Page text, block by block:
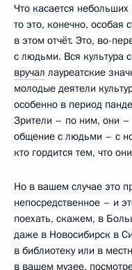
Что касается небольших
то это, конечно, особая
в этом отчёт. Это, во-
с людьми. Вся культура
вручал лауреатские
молодые деятели
особенно в период
Зрители – по ним, они –
общение с людьми – с
кто гордится тем, что
Но в вашем случае это
непосредственное – и
поехать, скажем, в
даже в Новосибирск в
в библиотеку или в
в вашем музее,